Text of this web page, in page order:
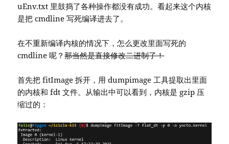
uEnv.txt 里鼓捣了各种操作都没有成功。看起来这个内核
是把 cmdline 写死编译进去了。
在不重新编译内核的情况下，怎么更改里面写死的
cmdline 呢？那当然是直接修改二进制了！
首先把 fitImage 拆开，用 dumpimage 工具提取出里面
的内核和 fdt 文件。从输出中可以看到，内核是 gzip 压
缩过的：